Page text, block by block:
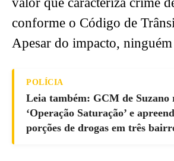
conforme o Código de
Apesar do impacto,
POLÍCIA
Leia também: GCM de Suzano
‘Operação Saturação’ e
porções de drogas em três